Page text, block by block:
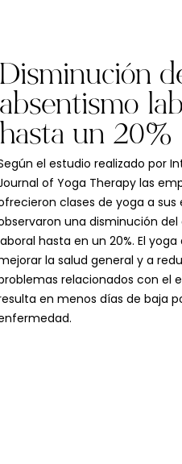
Disminución
absentismo
hasta un 20%
el estudio realizado por
of Yoga Therapy las
clases de yoga a sus
una disminución
hasta en un 20%. El yoga
la salud general y a
relacionados con el
en menos días de baja